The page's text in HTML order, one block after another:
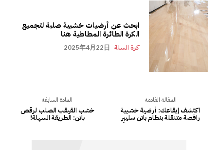
ابحث عن أرضيات خشبية صلبة لتجميع
الكرة الطائرة المطاطية هنا
كرة السلة 2025年4月22日
المادة السابقة
خشب القيقب الصلب لرقص
باتن: الطريقة السهلة!
المقالة القادمة
اكتشف إيقاعك: أرضية خشبية
راقصة متنقلة بنظام باتن سليبِر